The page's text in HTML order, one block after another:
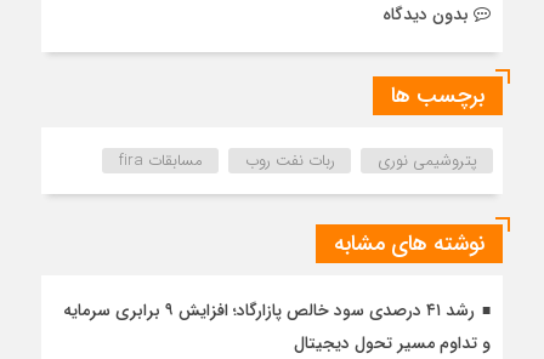
بدون دیدگاه
برچسب ها
پتروشیمی نوری ربات نفت روب مسابقات fira
نوشته های مشابه
رشد ۴۱ درصدی سود خالص پازارگاد؛ افزایش ۹ برابری سرمایه
و تداوم مسیر تحول دیجیتال